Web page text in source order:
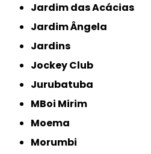
Jardim das Acácias
Jardim Ângela
Jardins
Jockey Club
Jurubatuba
MBoi Mirim
Moema
Morumbi